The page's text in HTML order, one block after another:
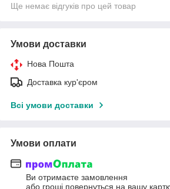
Ще немає відгуків про цей товар
Умови доставки
Нова Пошта
Доставка кур'єром
Всі умови доставки
Умови оплати
Ви отримаєте замовлення
або гроші повернуться на вашу